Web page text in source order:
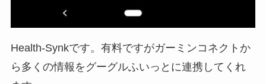
Health-Synkです。有料ですがガーミンコネクトか
ら多くの情報をグーグルふいっとに連携してくれ